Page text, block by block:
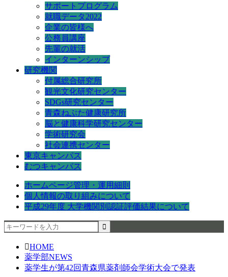
サポートプログラム
就職データ2022
企業の皆様へ
公務員講座
先輩の就活
インターンシップ
研究機関
付属総合研究所
観光文化研究センター
SDGs研究センター
青森ねぶた健康研究所
脳と健康科学研究センター
学術研究会
社会連携センター
東京キャンパス
むつキャンパス
ホームページ管理・運用細則
個人情報の取り組みについて
平成29年度 大学機関別認証評価結果について
HOME
薬学部NEWS
薬学生が第42回青森県薬剤師会学術大会で発表